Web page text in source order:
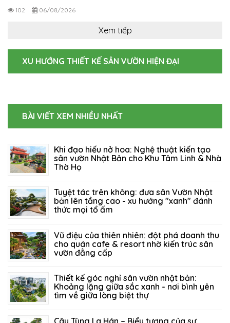
102 06/08/2026
Xem tiếp
XU HƯỚNG THIẾT KẾ SÂN VƯỜN HIỆN ĐẠI
BÀI VIẾT XEM NHIỀU NHẤT
Khi đạo hiếu nở hoa: Nghệ thuật kiến tạo
sân vườn Nhật Bản cho Khu Tâm Linh & Nhà
Thờ Họ
Tuyệt tác trên không: đưa sân Vườn Nhật
bản lên tầng cao - xu hướng "xanh" đánh
thức mọi tổ ấm
Vũ điệu của thiên nhiên: đột phá doanh thu
cho quán cafe & resort nhờ kiến trúc sân
vườn đẳng cấp
Thiết kế góc nghỉ sân vườn nhật bản:
Khoảng lặng giữa sắc xanh - nơi bình yên
tìm về giữa lòng biệt thự
Cây Tùng La Hán – Biểu tượng của sự